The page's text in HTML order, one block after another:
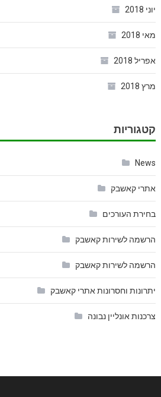
יוני 2018
מאי 2018
אפריל 2018
מרץ 2018
קטגוריות
News
אתרי קאשבק
בחירת העורכים
הרשמה לשירות קאשבק
הרשמה לשירות קאשבק
יתרונות וחסרונות אתרי קאשבק
צרכנות אונליין נבונה